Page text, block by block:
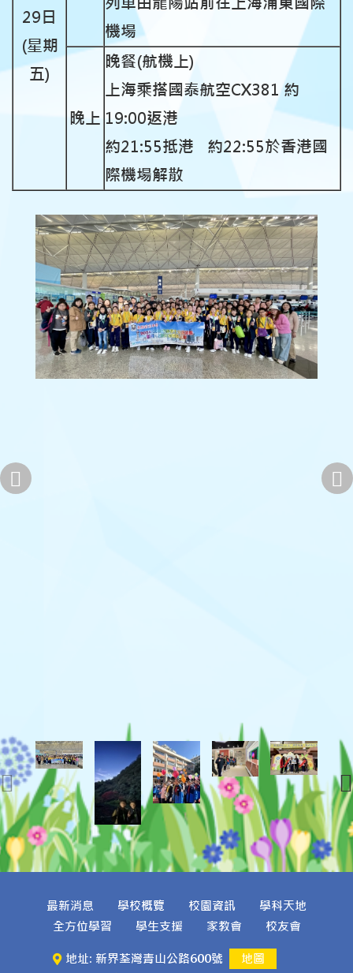
29日
(星期
五)
機場
晚上
晚餐(航機上)
上海乘搭國泰航空CX381 約
19:00返港
約21:55抵港 約22:55於香港國
際機場解散
最新消息 學校概覽 校園資訊
學科天地
全方位學習
學生支援 家教會 校友會
地址: 新界荃灣青山公路600號
地圖